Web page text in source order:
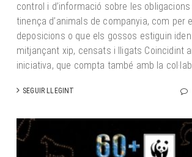
control i d’informació sobre les
tinença d’animals de companyia, com per
deposicions o que els gossos estiguin
mitjançant xip, censats i lligats Coincidint
iniciativa, que compta també amb la
SEGUIR LLEGINT